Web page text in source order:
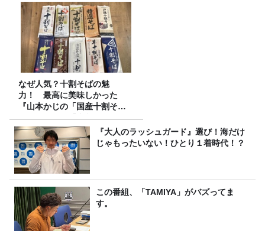
なぜ人気？十割そばの魅
力！ 最高に美味しかった
『山本かじの「国産十割そ
ば」』とは？【十割そば10種
食べ比べ】
『大人のラッシュガード』選び！海だけ
じゃもったいない！ひとり１着時代！？
この番組、「TAMIYA」がバズってま
す。